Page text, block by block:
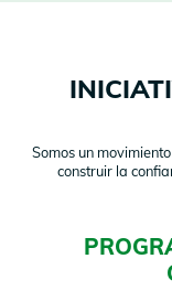
Somos un
construir la